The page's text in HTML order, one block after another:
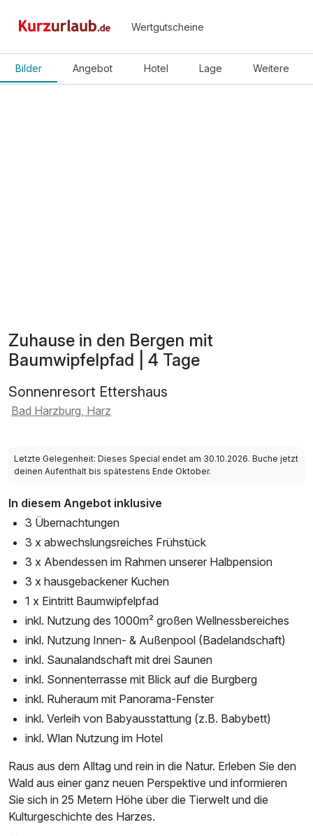
Wertgutscheine
Bilder Angebot Hotel Lage Weitere
Zuhause in den Bergen mit
Baumwipfelpfad | 4 Tage
Sonnenresort Ettershaus
Bad Harzburg, Harz
Letzte Gelegenheit: Dieses Special endet am 30.10.2026. Buche jetzt
deinen Aufenthalt bis spätestens Ende Oktober.
In diesem Angebot inklusive
3 Übernachtungen
3 x abwechslungsreiches Frühstück
3 x Abendessen im Rahmen unserer Halbpension
3 x hausgebackener Kuchen
1 x Eintritt Baumwipfelpfad
inkl. Nutzung des 1000m² großen Wellnessbereiches
inkl. Nutzung Innen- & Außenpool (Badelandschaft)
inkl. Saunalandschaft mit drei Saunen
inkl. Sonnenterrasse mit Blick auf die Burgberg
inkl. Ruheraum mit Panorama-Fenster
inkl. Verleih von Babyausstattung (z.B. Babybett)
inkl. Wlan Nutzung im Hotel
Raus aus dem Alltag und rein in die Natur. Erleben Sie den
Wald aus einer ganz neuen Perspektive und informieren
Sie sich in 25 Metern Höhe über die Tierwelt und die
Kulturgeschichte des Harzes.